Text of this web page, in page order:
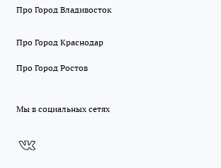
Про Город Владивосток
Про Город Краснодар
Про Город Ростов
Мы в социальных сетях